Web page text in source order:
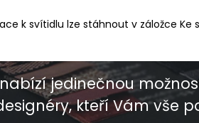
k svítidlu lze stáhnout v záložce Ke
jedinečnou
kteří Vám vše